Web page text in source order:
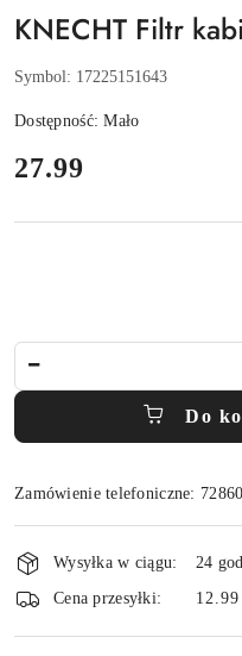
KNECHT Filtr
Symbol: 17225151643
Dostępność:Mało
cena:
27.99
Do
Zamówienie telefoniczne:
Dostępność
i
dostawa
Wysyłka w ciągu:
24
Cena przesyłki:
12.99